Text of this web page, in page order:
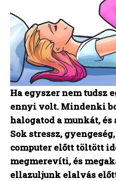
Ha egyszer nem tudsz
ennyi volt. Mindenki
halogatod a munkát, és
Sok stressz,
computer előtt töltött
megmerevíti, és
ellazuljunk elalvás